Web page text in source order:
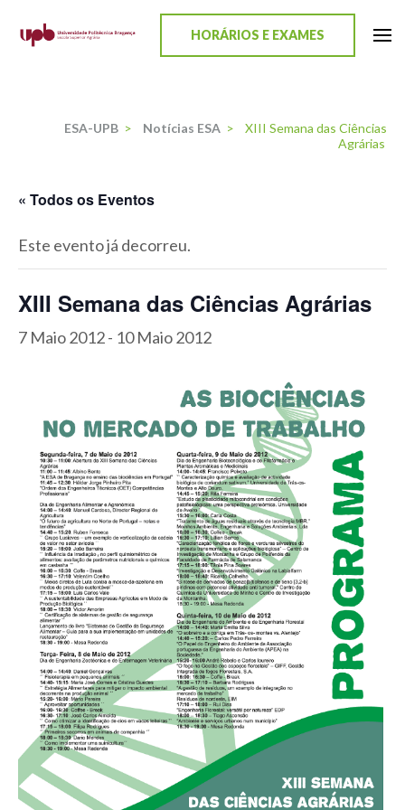
HORÁRIOS E EXAMES
ESA-UPB > Notícias ESA >
XIII Semana das Ciências
Agrárias
« Todos os Eventos
Este evento já decorreu.
XIII Semana das Ciências Agrárias
7 Maio 2012- 10 Maio 2012